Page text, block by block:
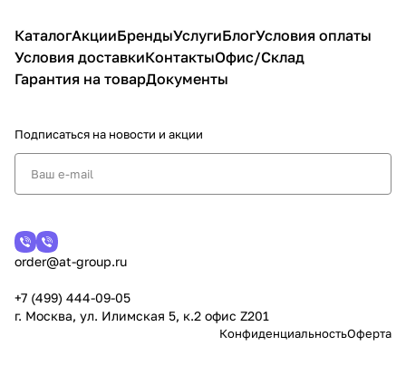
КаталогАкцииБрендыУслугиБлогУсловия оплаты
Условия доставкиКонтактыОфис/Склад
Гарантия на товарДокументы
Подписаться на новости и акции
order@at-group.ru
+7 (499) 444-09-05
г. Москва, ул. Илимская 5, к.2 офис Z201
КонфиденциальностьОферта